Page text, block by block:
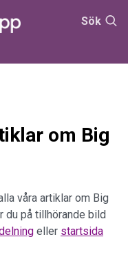
Sök
om Big
våra artiklar om Big
du på tillhörande bild
eller startsida